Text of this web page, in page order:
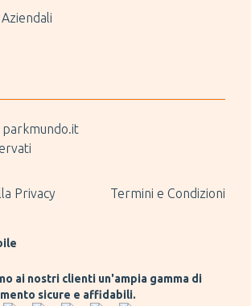
parkmundo.it
Privacy Termini e Condizioni
ai nostri clienti un'ampia gamma di
sicure e affidabili.